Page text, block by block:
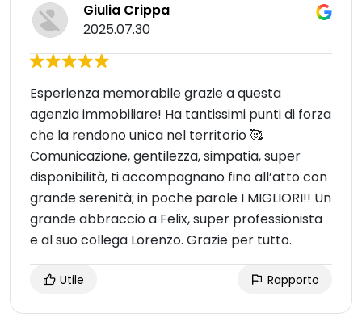
Giulia Crippa
2025.07.30
Esperienza memorabile grazie a questa
agenzia immobiliare! Ha tantissimi punti di forza
che la rendono unica nel territorio 🥰
Comunicazione, gentilezza, simpatia, super
disponibilità, ti accompagnano fino all’atto con
grande serenità; in poche parole I MIGLIORI!! Un
grande abbraccio a Felix, super professionista
e al suo collega Lorenzo. Grazie per tutto.
Utile Rapporto